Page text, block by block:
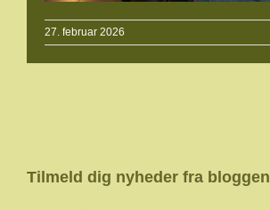
27. februar 2026
Tilmeld dig nyheder fra bloggen